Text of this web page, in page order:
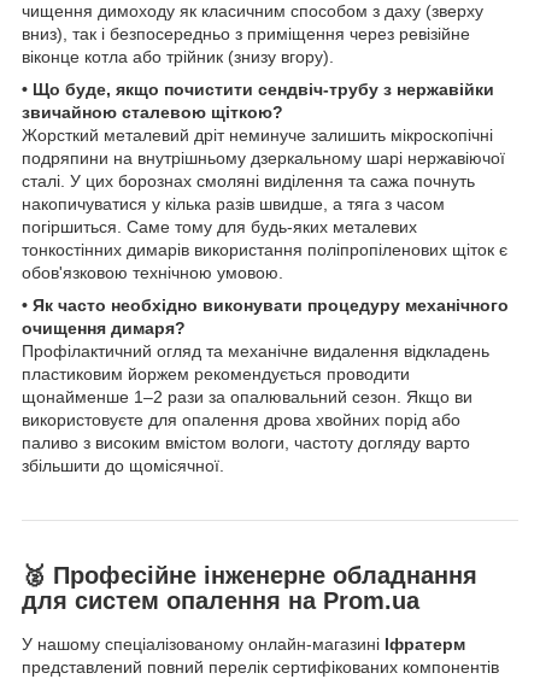
чищення димоходу як класичним способом з даху (зверху
вниз), так і безпосередньо з приміщення через ревізійне
віконце котла або трійник (знизу вгору).
• Що буде, якщо почистити сендвіч-трубу з нержавійки
звичайною сталевою щіткою?
Жорсткий металевий дріт неминуче залишить мікроскопічні
подряпини на внутрішньому дзеркальному шарі нержавіючої
сталі. У цих борознах смоляні виділення та сажа почнуть
накопичуватися у кілька разів швидше, а тяга з часом
погіршиться. Саме тому для будь-яких металевих
тонкостінних димарів використання поліпропіленових щіток є
обов'язковою технічною умовою.
• Як часто необхідно виконувати процедуру механічного
очищення димаря?
Профілактичний огляд та механічне видалення відкладень
пластиковим йоржем рекомендується проводити
щонайменше 1–2 рази за опалювальний сезон. Якщо ви
використовуєте для опалення дрова хвойних порід або
паливо з високим вмістом вологи, частоту догляду варто
збільшити до щомісячної.
🥈 Професійне інженерне обладнання
для систем опалення на Prom.ua
У нашому спеціалізованому онлайн-магазині Іфратерм
представлений повний перелік сертифікованих компонентів